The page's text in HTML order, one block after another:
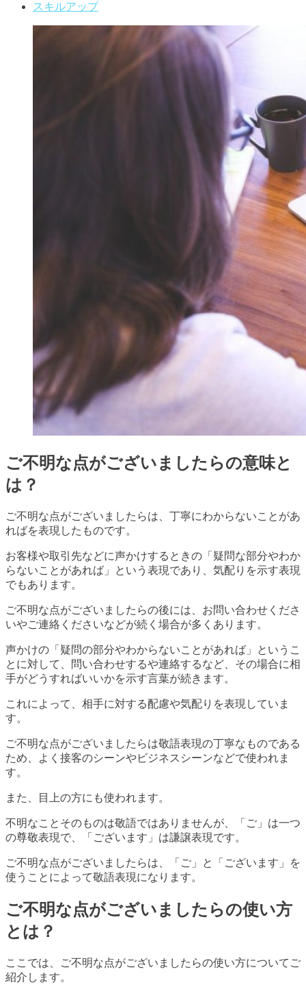
スキルアップ
ご不明な点がございましたらの意味と
は？
ご不明な点がございましたらは、丁寧にわからないことがあ
ればを表現したものです。
お客様や取引先などに声かけするときの「疑問な部分やわか
らないことがあれば」という表現であり、気配りを示す表現
でもあります。
ご不明な点がございましたらの後には、お問い合わせくださ
いやご連絡くださいなどが続く場合が多くあります。
声かけの「疑問の部分やわからないことがあれば」というこ
とに対して、問い合わせするや連絡するなど、その場合に相
手がどうすればいいかを示す言葉が続きます。
これによって、相手に対する配慮や気配りを表現していま
す。
ご不明な点がございましたらは敬語表現の丁寧なものである
ため、よく接客のシーンやビジネスシーンなどで使われま
す。
また、目上の方にも使われます。
不明なことそのものは敬語ではありませんが、「ご」は一つ
の尊敬表現で、「ございます」は謙譲表現です。
ご不明な点がございましたらは、「ご」と「ございます」を
使うことによって敬語表現になります。
ご不明な点がございましたらの使い方
とは？
ここでは、ご不明な点がございましたらの使い方についてご
紹介します。